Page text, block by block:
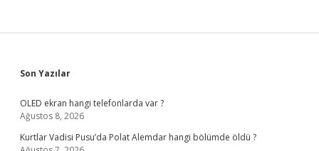
Sidebar
Son Yazılar
OLED ekran hangi telefonlarda var ?
Ağustos 8, 2026
Kurtlar Vadisi Pusu’da Polat Alemdar hangi bölümde öldü ?